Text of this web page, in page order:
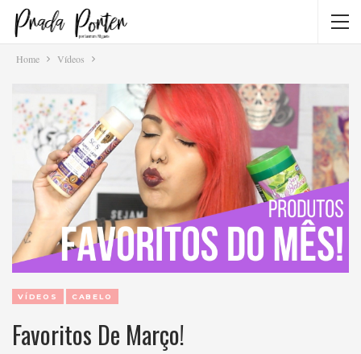
Home Vídeos
VÍDEOS CABELO
Favoritos De Março!